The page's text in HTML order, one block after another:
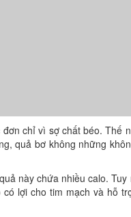
chỉ vì sợ chất béo. Thế
quả bơ không những
này chứa nhiều calo.
lợi cho tim mạch và hỗ